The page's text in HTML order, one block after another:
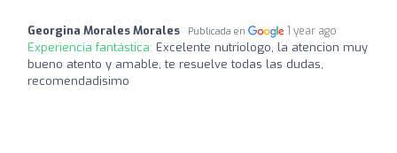
Georgina Morales Morales Publicada en 1 year ago
Experiencia fantástica: Excelente nutriologo, la atencion muy
bueno atento y amable, te resuelve todas las dudas,
recomendadisimo